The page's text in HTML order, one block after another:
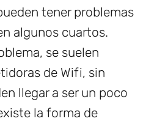
tener problemas
algunos cuartos.
se suelen
de Wifi, sin
llegar a ser un poco
la forma de